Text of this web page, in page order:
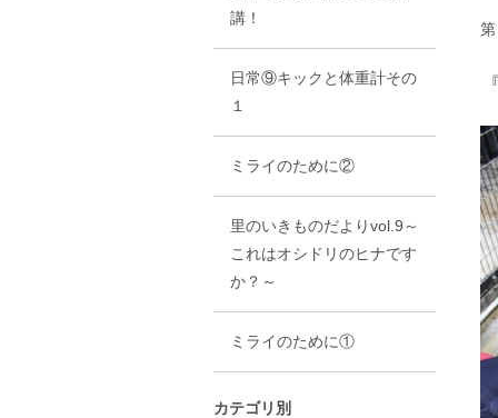
講！
日常⑨キックと体重計その
１
ミライのために②
里のいきものだよりvol.9～
これはオシドリのヒナです
か？～
ミライのために①
カテゴリ別